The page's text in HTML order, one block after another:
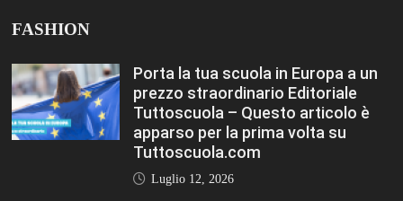
FASHION
Porta la tua scuola in Europa a un
prezzo straordinario Editoriale
Tuttoscuola – Questo articolo è
apparso per la prima volta su
Tuttoscuola.com
Luglio 12, 2026